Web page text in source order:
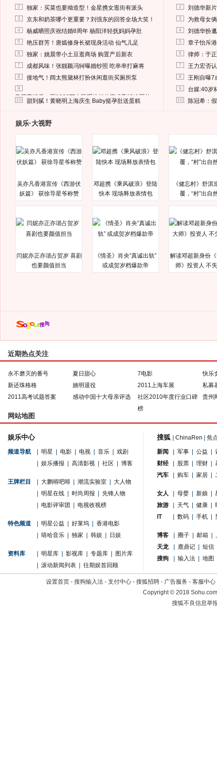
2 独家：买菜也要拗造型！金星携女逛街有派头
3 京东和奶茶哪个更重要？刘强东的回答全场大笑！
4 杨威晒照庆祝结婚8周年 杨阳洋轻抚妈妈孕肚
5 艳压群芳！唐嫣修身长裙现身活动 仙气儿足
6 独家：姚晨带小土豆逛商场 购置产后新衣
7 成都风味！张靓颖冯轲曝婚纱照 吃串串打麻将
8 接地气！阔太熊黛林打扮休闲逛街买厕所泵
9
马蓉离婚后，砸1000万人民币给媒体要求删掉这照片
10 甜到腻！黄晓明上海庆生 Baby挺孕肚送蛋糕
2 刘德华新
3 为救母女
4 刘德华扮
5 章子怡斥
6 律师：于
7 王力宏否
8 王刚自曝7
9 台媒:40岁
10 陈冠希：
娱乐·大视野
吴亦凡香港宣传《西游伏
妖篇》 获徐导星爷称赞
邓超携《乘风破浪》登陆
快本 现场释放表情包
《健忘村》舒淇
覆，“村”出自
闫妮亦正亦谐占贺岁 喜剧
也要颜值担当
《情圣》肖央“真诚出轨”
或成贺岁档爆款帝
解读邓超新身份
师》投资人 不
近期热点关注
永不磨灭的番号 夏日甜心 7电影
快乐
新还珠格格
姚明退役 2011上海车展
私募
2011高考试题答案
感动中国十大母亲评选
社区2010年度行业口碑
榜
贵州
网站地图
娱乐中心
频道导航 明星 电影 电视 音乐
戏剧
娱乐播报 高清影视 社区 博客
王牌栏目 大鹏嘚吧嘚 潮流实验室
大人物
明星在线 时尚周报
先锋人物
电影评审团 电视收视榜
特色频道 明星公益 好莱坞
香港电影
嘻哈音乐 独家 韩娱 日娱
资料库 明星库 影视库 专题库
图片库
滚动新闻列表 往期娱首回顾
搜狐 ChinaRen 焦
新闻 军事 公益
财经
股票 理财
汽车
购车 家居
女人 母婴 新娘
旅游
天气 健康
IT
数码 手机
博客 圈子 邮箱
天龙
鹿鼎记
短信
搜狗
输入法 地图
设置首页 - 搜狗输入法 - 支付中心 - 搜狐招聘 - 广告服务 - 客服中心
Copyright©2018
搜狐不良信息举